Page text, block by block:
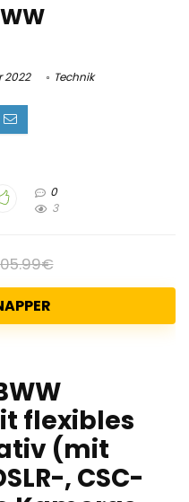
2022 Technik
0
3
flexibles
(mit
, CSC-